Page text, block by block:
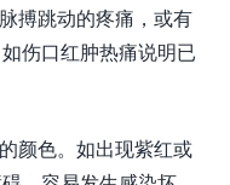
搏跳动的疼痛，或有
伤口红肿热痛说明已
颜色。如出现紫红或